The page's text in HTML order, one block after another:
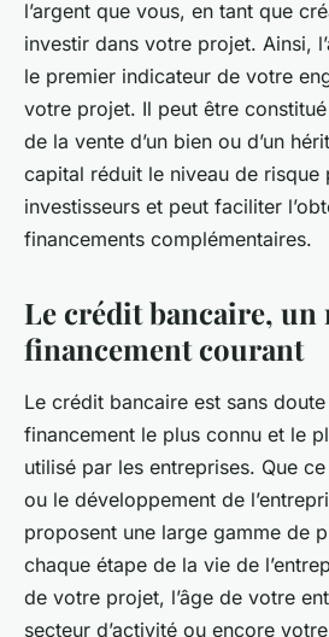
l’argent que vous, en tant que
investir dans votre projet. Ainsi,
le premier indicateur de votre
votre projet. Il peut être
de la vente d’un bien ou d’un
capital réduit le niveau de risque
investisseurs et peut faciliter
financements complémentaires.
Le crédit bancaire, un
financement courant
Le crédit bancaire est sans
financement le plus connu et le
utilisé par les entreprises. Que
ou le développement de
proposent une large gamme de
chaque étape de la vie de
de votre projet, l’âge de votre
secteur d’activité ou encore